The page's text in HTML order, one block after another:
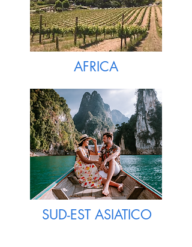
AFRICA
SUD-EST ASIATICO